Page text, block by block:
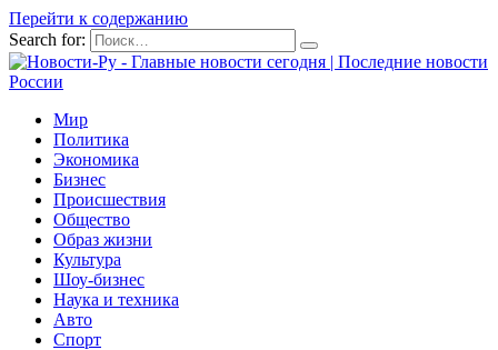
Перейти к содержанию
Search for:
Мир
Политика
Экономика
Бизнес
Происшествия
Общество
Образ жизни
Культура
Шоу-бизнес
Наука и техника
Авто
Спорт